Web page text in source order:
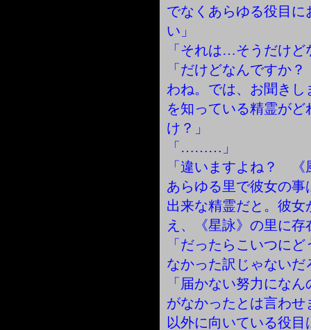
でなくあらゆる役目
い」
「それは…そうだけど
「だけどなんですか
わね。では、お聞き
を知っている精霊が
け？」
「………」
「違いますよね？ 《
あらゆる里で彼女の
出来な精霊だと。彼
え、《星詠》の里に
「だったらこいつに
なかった訳じゃないだ
「届かない努力にな
がなかったとは言わ
以外に向いている役